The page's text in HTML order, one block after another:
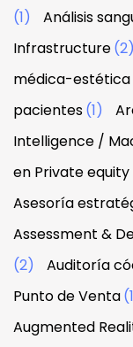
(1)
Análisis
Infrastructure(2)
médica-estética
pacientes(1)
Intelligence /
en Private equity
Asesoría
Assessment &
(2)
Auditoría
Punto de Venta
Augmented